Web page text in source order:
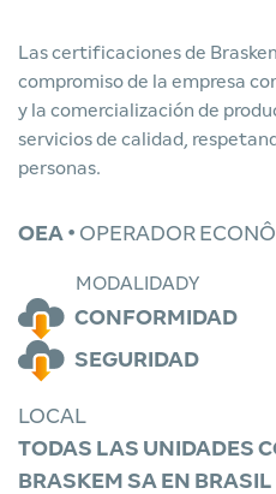
Las certificaciones de
compromiso de la empresa
y la comercialización de
servicios de calidad,
personas.
OEA • OPERADOR
MODALIDADY
CONFORMIDAD
SEGURIDAD
LOCAL
TODAS LAS UNIDADES
BRASKEM SA EN BRASIL